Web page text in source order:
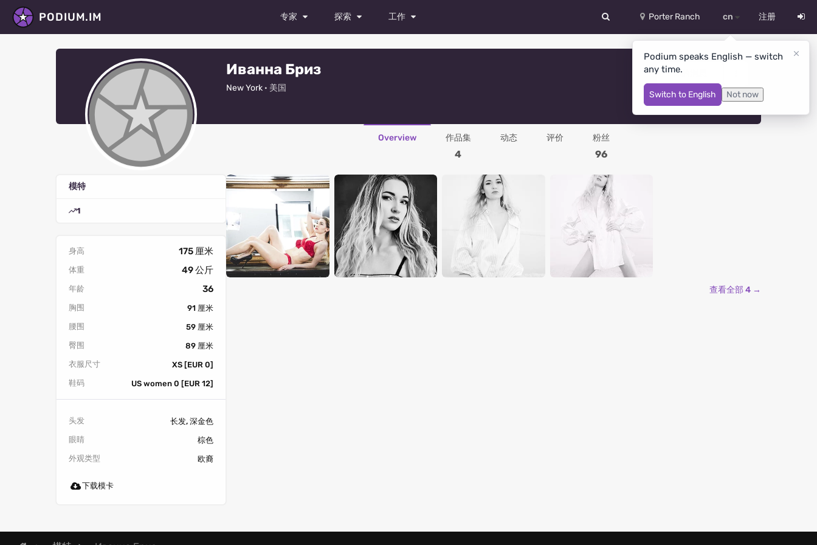
PODIUM.IM 专家
演员
舞者
时装设计师
摄像师
修图师
所有专家
探索 工作 Porter Ranch cn
English
Español
注册
Podium speaks English — switch
any time.
Switch to English Not now
Иванна Бриз
New York · 美国
你的消息
Overview 作品集
4
动态 评价 粉丝
96
模特
1
身高 175 厘米
体重 49 公斤
年龄 36
胸围
91 厘米
腰围
59 厘米
臀围
89 厘米
衣服尺寸
XS [EUR 0]
鞋码
US women 0 [EUR 12]
头发
长发, 深金色
眼睛
棕色
外观类型
欧裔
下载模卡
查看全部 4 →